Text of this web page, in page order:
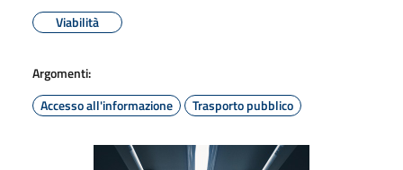
Viabilità
Argomenti:
Accesso all'informazione
Trasporto pubblico